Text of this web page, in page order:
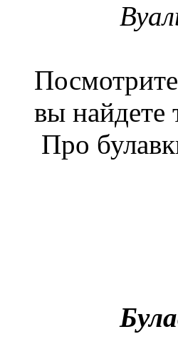
вы найдете
Про